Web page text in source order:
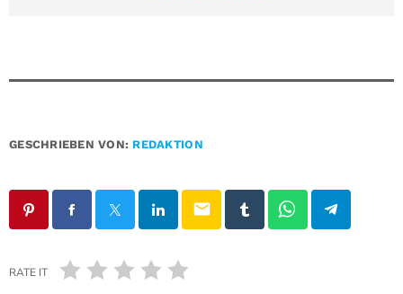
GESCHRIEBEN VON: REDAKTION
email
RATE IT